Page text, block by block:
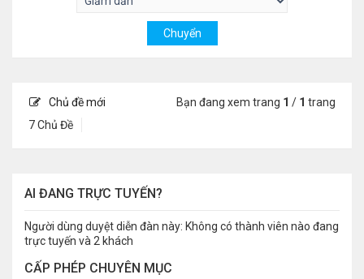
Chủ đề mới
7 Chủ Đề
Bạn đang xem trang 1 / 1 trang
AI ĐANG TRỰC TUYẾN?
Người dùng duyệt diễn đàn này: Không có thành viên nào đang
trực tuyến và 2 khách
CẤP PHÉP CHUYÊN MỤC